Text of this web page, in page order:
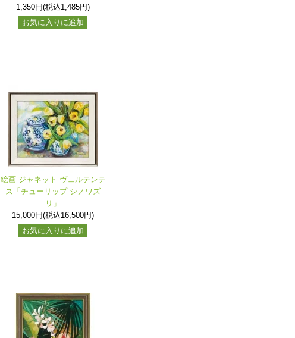
1,350円(税込1,485円)
お気に入りに追加
絵画 ジャネット ヴェルテンテ
ス「チューリップ シノワズ
リ」
15,000円(税込16,500円)
お気に入りに追加